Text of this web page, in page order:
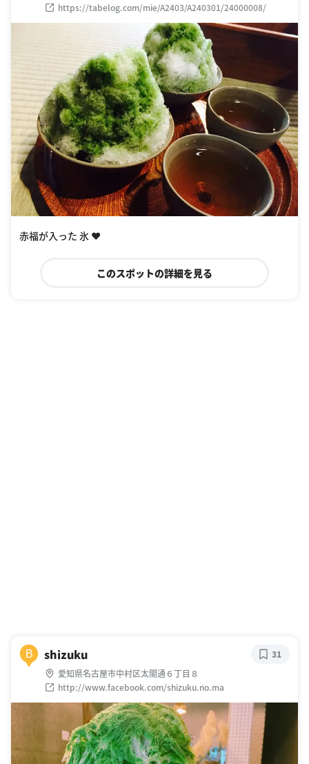
https://tabelog.com/mie/A2403/A240301/24000008/
赤福が入った 氷 ❤︎
このスポットの詳細を見る
B shizuku
愛知県名古屋市中村区太閤通６丁目８
http://www.facebook.com/shizuku.no.ma
31